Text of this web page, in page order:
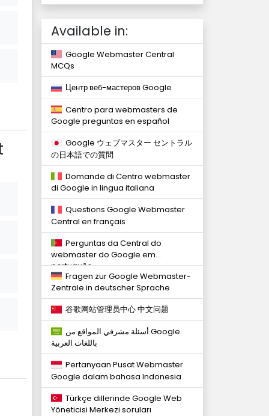
Available in:
Google Webmaster Central
MCQs
Центр веб-мастеров Google
Centro para webmasters de
Google preguntas en español
Google ウェブマスター セントラル
の日本語での質問
Domande di Centro webmaster
di Google in lingua italiana
Questions Google Webmaster
Central en français
Perguntas da Central do
webmaster do Google em
português
Fragen zur Google Webmaster-
Zentrale in deutscher Sprache
谷歌网站管理员中心 中文问题
باللغات العربية
Pertanyaan Pusat Webmaster
Google dalam bahasa Indonesia
Türkçe dillerinde Google Web
Yöneticisi Merkezi soruları